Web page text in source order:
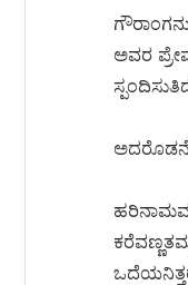
ಅವರ